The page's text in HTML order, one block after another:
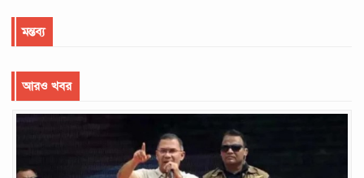
মন্তব্য
আরও খবর